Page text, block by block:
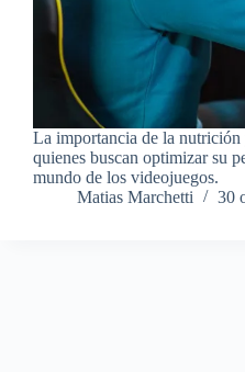
La importancia de la
quienes buscan optimizar su
mundo de los videojuegos.
Matias Marchetti
30